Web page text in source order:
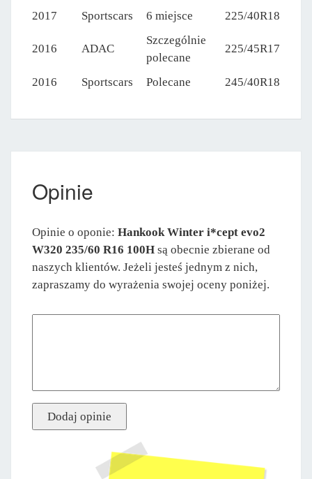
2017
Sportscars 6 miejsce 225/40R18
2016 ADAC
Szczególnie
polecane
225/45R17
2016 Sportscars Polecane 245/40R18
Opinie
Opinie o oponie: Hankook Winter i*cept evo2
W320 235/60 R16 100H są obecnie zbierane od
naszych klientów. Jeżeli jesteś jednym z nich,
zapraszamy do wyrażenia swojej oceny poniżej.